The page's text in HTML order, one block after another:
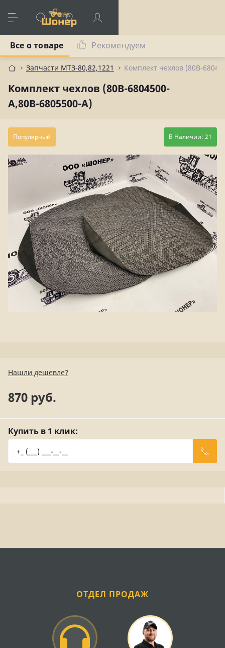
Запчасти МТЗ-80,82,1221 Комплект чехлов (80В-
Комплект чехлов (80В-6804500-
А,80В-6805500-А)
Все о товаре Рекомендуем
Популярный В Наличии: 21
Нашли дешевле?
870 руб.
Купить в 1 клик:
ОТДЕЛ ПРОДАЖ